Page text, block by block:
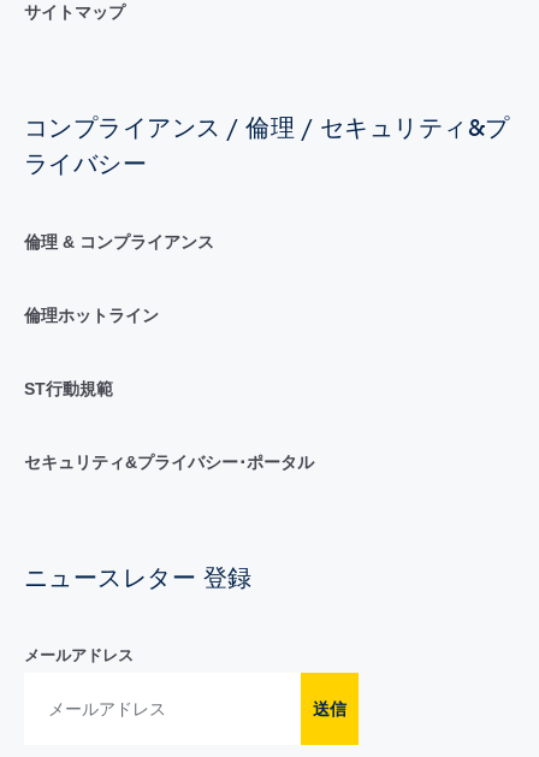
サイトマップ
コンプライアンス / 倫理 / セキュリティ&プ
ライバシー
倫理 & コンプライアンス
倫理ホットライン
ST行動規範
セキュリティ&プライバシー･ポータル
ニュースレター 登録
メールアドレス
送信